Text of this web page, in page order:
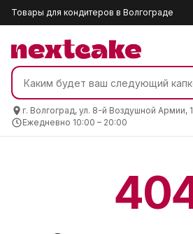
Товары для кондитеров в Волгограде
г. Волгоград, ул. 8-й Воздушной Армии,
Ежедневно 10:00 – 20:00